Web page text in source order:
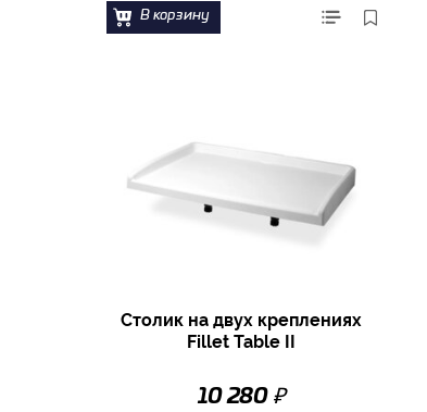
В корзину
Столик на двух креплениях
Fillet Table II
10 280 ₽